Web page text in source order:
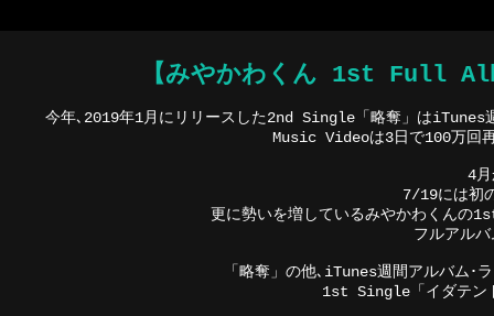
【みやかわくん 1st Full
今年､2019年1月にリリースした2nd Single「略奪」はiTunes
Music Videoは3日で100万回
4月
7/19には初
更に勢いを増しているみやかわくんの
フルアル
「略奪」の他､iTunes週間アルバム･
1st Single「イダテン